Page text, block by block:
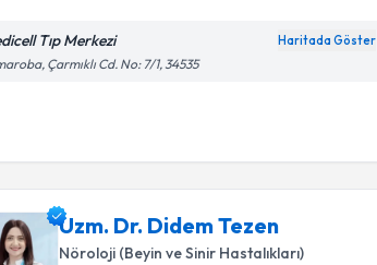
Tıp Merkezi Haritada Göster
Çarmıklı Cd. No: 7/1, 34535
Uzm. Dr. Didem Tezen
Nöroloji (Beyin ve Sinir Hastalıkları)